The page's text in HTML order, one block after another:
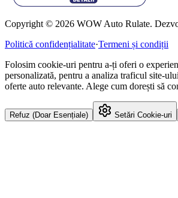
Copyright © 2026 WOW Auto Rulate.
Politică confidențialitate·Termeni și condiții
Folosim cookie-uri pentru a-ți oferi o
personalizată, pentru a analiza traficul site-
oferte auto relevante. Alege cum dorești să
Refuz (Doar Esențiale) Setări Cookie-uri